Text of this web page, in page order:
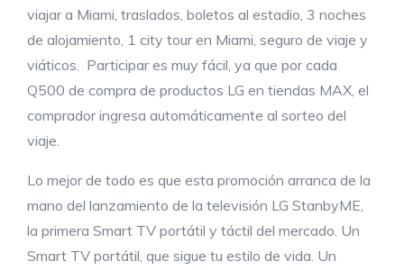
viajar a Miami, traslados, boletos al estadio, 3 noches
de alojamiento, 1 city tour en Miami, seguro de viaje y
viáticos. Participar es muy fácil, ya que por cada
Q500 de compra de productos LG en tiendas MAX, el
comprador ingresa automáticamente al sorteo del
viaje.
Lo mejor de todo es que esta promoción arranca de la
mano del lanzamiento de la televisión LG StanbyME,
la primera Smart TV portátil y táctil del mercado. Un
Smart TV portátil, que sigue tu estilo de vida. Un